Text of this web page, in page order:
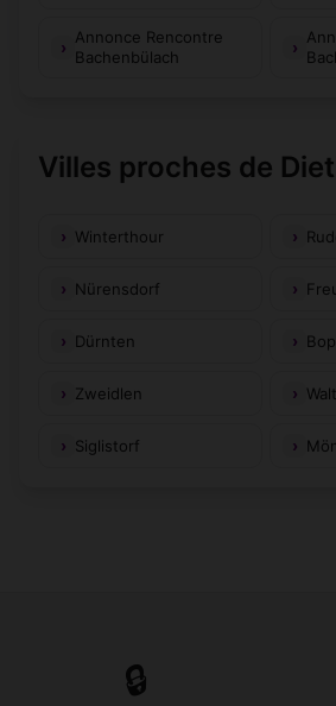
Annonce Rencontre
Bachenbülach
Villes proches de
Winterthour
Nürensdorf
Dürnten
Zweidlen
Siglistorf
🔒